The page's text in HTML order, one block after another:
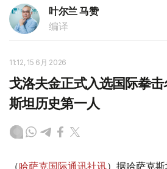
叶尔兰 马赞
编译
11:12, 15 6月 2026
戈洛夫金正式入选国际拳
斯坦历史第一人
（哈萨克国际通讯社讯）据哈萨克